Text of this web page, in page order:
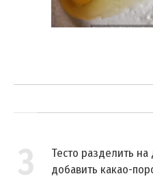
3
Тесто разделить на
добавить какао-